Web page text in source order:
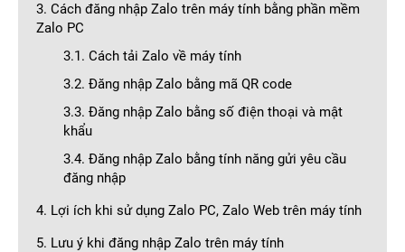
3. Cách đăng nhập Zalo trên máy tính bằng phần mềm
Zalo PC
3.1. Cách tải Zalo về máy tính
3.2. Đăng nhập Zalo bằng mã QR code
3.3. Đăng nhập Zalo bằng số điện thoại và mật
khẩu
3.4. Đăng nhập Zalo bằng tính năng gửi yêu cầu
đăng nhập
4. Lợi ích khi sử dụng Zalo PC, Zalo Web trên máy tính
5. Lưu ý khi đăng nhập Zalo trên máy tính